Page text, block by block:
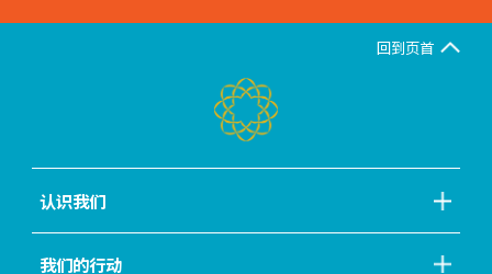
回到页首
认识我们
我们的行动